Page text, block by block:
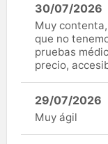
30/07/2026
Muy
que no
pruebas
precio,
29/07/2026
Muy ágil